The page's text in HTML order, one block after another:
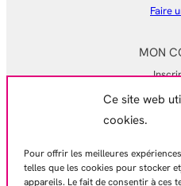
Ce site web
cookies.
Pour offrir les meilleures
telles que les cookies pour stocker
appareils. Le fait de consentir à ces
Faire
MON
Mon
Mes
EN